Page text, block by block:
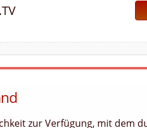
zur Verfügung, mit dem